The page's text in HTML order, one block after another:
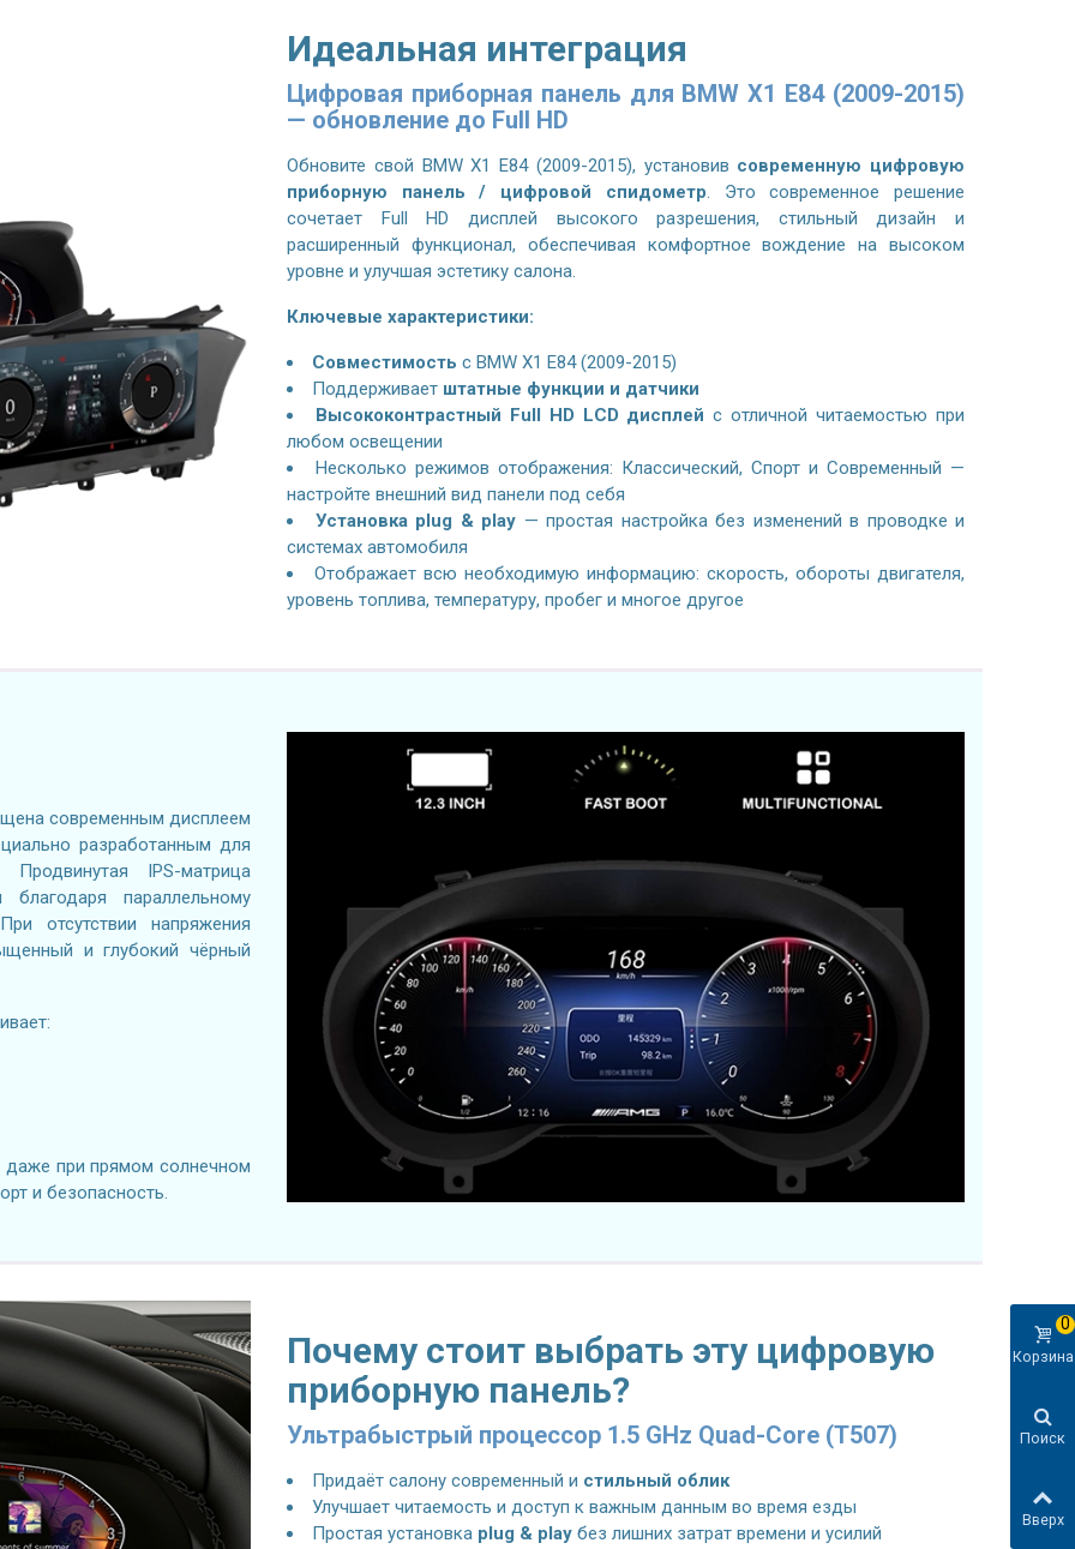
Идеальная интеграция
Цифровая приборная панель для BMW X1 E84 (2009-2015)
— обновление до Full HD
Обновите свой BMW X1 E84 (2009-2015), установив современную цифровую
приборную панель / цифровой спидометр. Это современное решение
сочетает Full HD дисплей высокого разрешения, стильный дизайн и
расширенный функционал, обеспечивая комфортное вождение на высоком
уровне и улучшая эстетику салона.
Ключевые характеристики:
Совместимость с BMW X1 E84 (2009-2015)
Поддерживает штатные функции и датчики
Высококонтрастный Full HD LCD дисплей с отличной читаемостью при
любом освещении
Несколько режимов отображения: Классический, Спорт и Современный —
настройте внешний вид панели под себя
Установка plug & play — простая настройка без изменений в проводке и
системах автомобиля
Отображает всю необходимую информацию: скорость, обороты двигателя,
уровень топлива, температуру, пробег и многое другое
современным дисплеем
разработанным для
IPS-матрица
параллельному
отсутствии напряжения
и глубокий чёрный
даже при прямом солнечном
и безопасность.
Почему стоит выбрать эту цифровую
приборную панель?
Ультрабыстрый процессор 1.5 GHz Quad-Core (T507)
Придаёт салону современный и стильный облик
Улучшает читаемость и доступ к важным данным во время езды
Простая установка plug & play без лишних затрат времени и усилий
Корзина
0
Поиск
Вверх